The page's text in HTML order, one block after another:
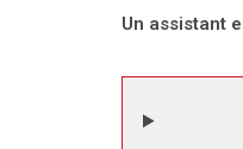
Un assistant